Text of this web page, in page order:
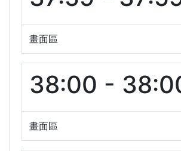
畫面區
38:00 -
畫面區